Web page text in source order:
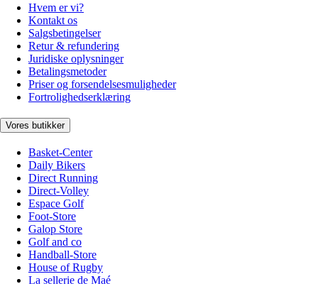
Hvem er vi?
Kontakt os
Salgsbetingelser
Retur & refundering
Juridiske oplysninger
Betalingsmetoder
Priser og forsendelsesmuligheder
Fortrolighedserklæring
Vores butikker
Basket-Center
Daily Bikers
Direct Running
Direct-Volley
Espace Golf
Foot-Store
Galop Store
Golf and co
Handball-Store
House of Rugby
La sellerie de Maé